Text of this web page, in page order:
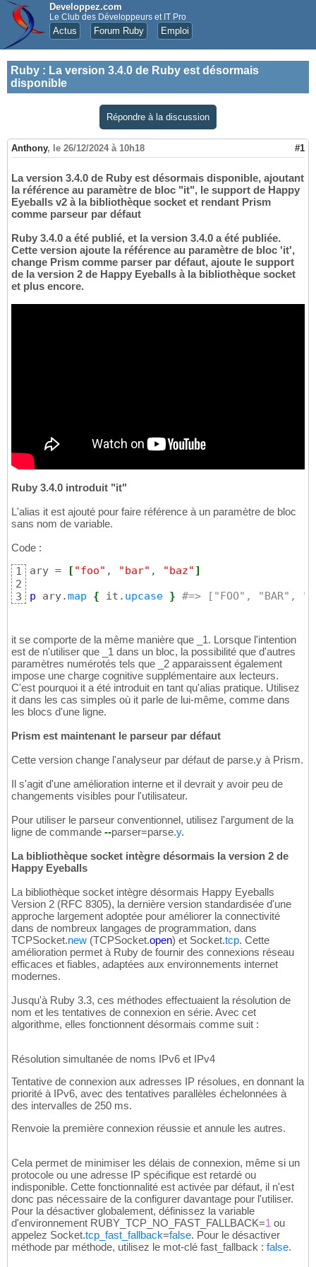
Developpez.com
Le Club des Développeurs et IT Pro
Actus Forum Ruby Emploi
Ruby : La version 3.4.0 de Ruby est désormais
disponible
Répondre à la discussion
Anthony, le 26/12/2024 à 10h18 #1
La version 3.4.0 de Ruby est désormais disponible, ajoutant
la référence au paramètre de bloc "it", le support de Happy
Eyeballs v2 à la bibliothèque socket et rendant Prism
comme parseur par défaut
Ruby 3.4.0 a été publié, et la version 3.4.0 a été publiée.
Cette version ajoute la référence au paramètre de bloc 'it',
change Prism comme parser par défaut, ajoute le support
de la version 2 de Happy Eyeballs à la bibliothèque socket
et plus encore.
Ruby 3.4.0 introduit "it"
L'alias it est ajouté pour faire référence à un paramètre de bloc
sans nom de variable.
Code :
1
2
3
ary = [ "foo" , "bar" , "baz" ]
p ary.map { it. upcase } #=> ["FOO", "BAR",
it se comporte de la même manière que _1. Lorsque l'intention
est de n'utiliser que _1 dans un bloc, la possibilité que d'autres
paramètres numérotés tels que _2 apparaissent également
impose une charge cognitive supplémentaire aux lecteurs.
C'est pourquoi it a été introduit en tant qu'alias pratique. Utilisez
it dans les cas simples où it parle de lui-même, comme dans
les blocs d'une ligne.
Prism est maintenant le parseur par défaut
Cette version change l'analyseur par défaut de parse.y à Prism.
Il s'agit d'une amélioration interne et il devrait y avoir peu de
changements visibles pour l'utilisateur.
Pour utiliser le parseur conventionnel, utilisez l'argument de la
ligne de commande --parser=parse.y.
La bibliothèque socket intègre désormais la version 2 de
Happy Eyeballs
La bibliothèque socket intègre désormais Happy Eyeballs
Version 2 (RFC 8305), la dernière version standardisée d'une
approche largement adoptée pour améliorer la connectivité
dans de nombreux langages de programmation, dans
TCPSocket.new (TCPSocket.open) et Socket.tcp. Cette
amélioration permet à Ruby de fournir des connexions réseau
efficaces et fiables, adaptées aux environnements internet
modernes.
Jusqu'à Ruby 3.3, ces méthodes effectuaient la résolution de
nom et les tentatives de connexion en série. Avec cet
algorithme, elles fonctionnent désormais comme suit :
Résolution simultanée de noms IPv6 et IPv4
Tentative de connexion aux adresses IP résolues, en donnant la
priorité à IPv6, avec des tentatives parallèles échelonnées à
des intervalles de 250 ms.
Renvoie la première connexion réussie et annule les autres.
Cela permet de minimiser les délais de connexion, même si un
protocole ou une adresse IP spécifique est retardé ou
indisponible. Cette fonctionnalité est activée par défaut, il n'est
donc pas nécessaire de la configurer davantage pour l'utiliser.
Pour la désactiver globalement, définissez la variable
d'environnement RUBY_TCP_NO_FAST_FALLBACK=1 ou
appelez Socket.tcp_fast_fallback=false. Pour le désactiver
méthode par méthode, utilisez le mot-clé fast_fallback : false.